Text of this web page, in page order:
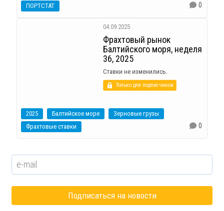
ПОРТСТАТ
0
04.09.2025
Фрахтовый рынок
Балтийского моря, неделя
36, 2025
Ставки не изменились.
Только для подписчиков
2025 Балтийское море
Зерновые грузы
Фрахтовые ставки
0